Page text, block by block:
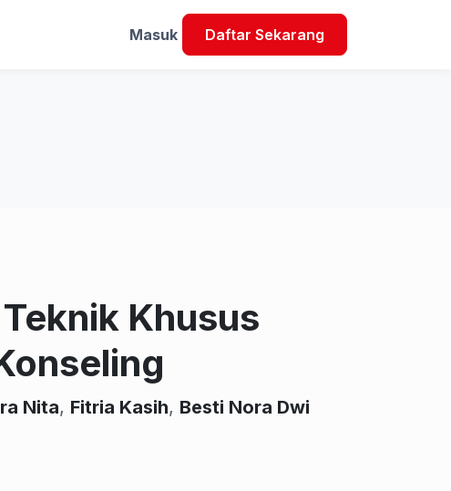
Masuk Daftar Sekarang
Khusus
Nita, Fitria Kasih, Besti Nora Dwi